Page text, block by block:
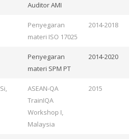
Auditor AMI
Penyegaran
materi ISO 17025
2014-2018
Penyegaran
materi SPM PT
2014-2020
ASEAN-QA
TrainIQA
Workshop I,
Malaysia
2015